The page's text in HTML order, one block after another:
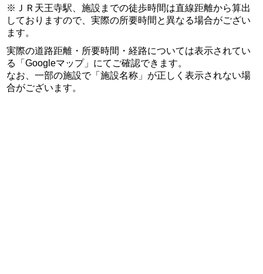
※ＪＲ天王寺駅、施設までの徒歩時間は直線距離から算出
しておりますので、実際の所要時間と異なる場合がござい
ます。
実際の道路距離・所要時間・経路については表示されてい
る「Googleマップ」にてご確認できます。
なお、一部の施設で「施設名称」が正しく表示されない場
合がございます。